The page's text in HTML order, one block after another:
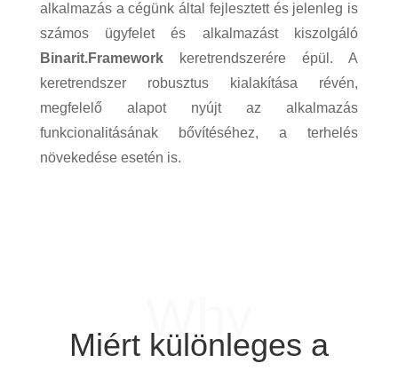
alkalmazás a cégünk által fejlesztett és jelenleg is
számos ügyfelet és alkalmazást kiszolgáló
Binarit.Framework
keretrendszerére épül. A
keretrendszer robusztus kialakítása révén,
megfelelő alapot nyújt az alkalmazás
funkcionalitásának bővítéséhez, a terhelés
növekedése esetén is.
Why
Miért különleges a